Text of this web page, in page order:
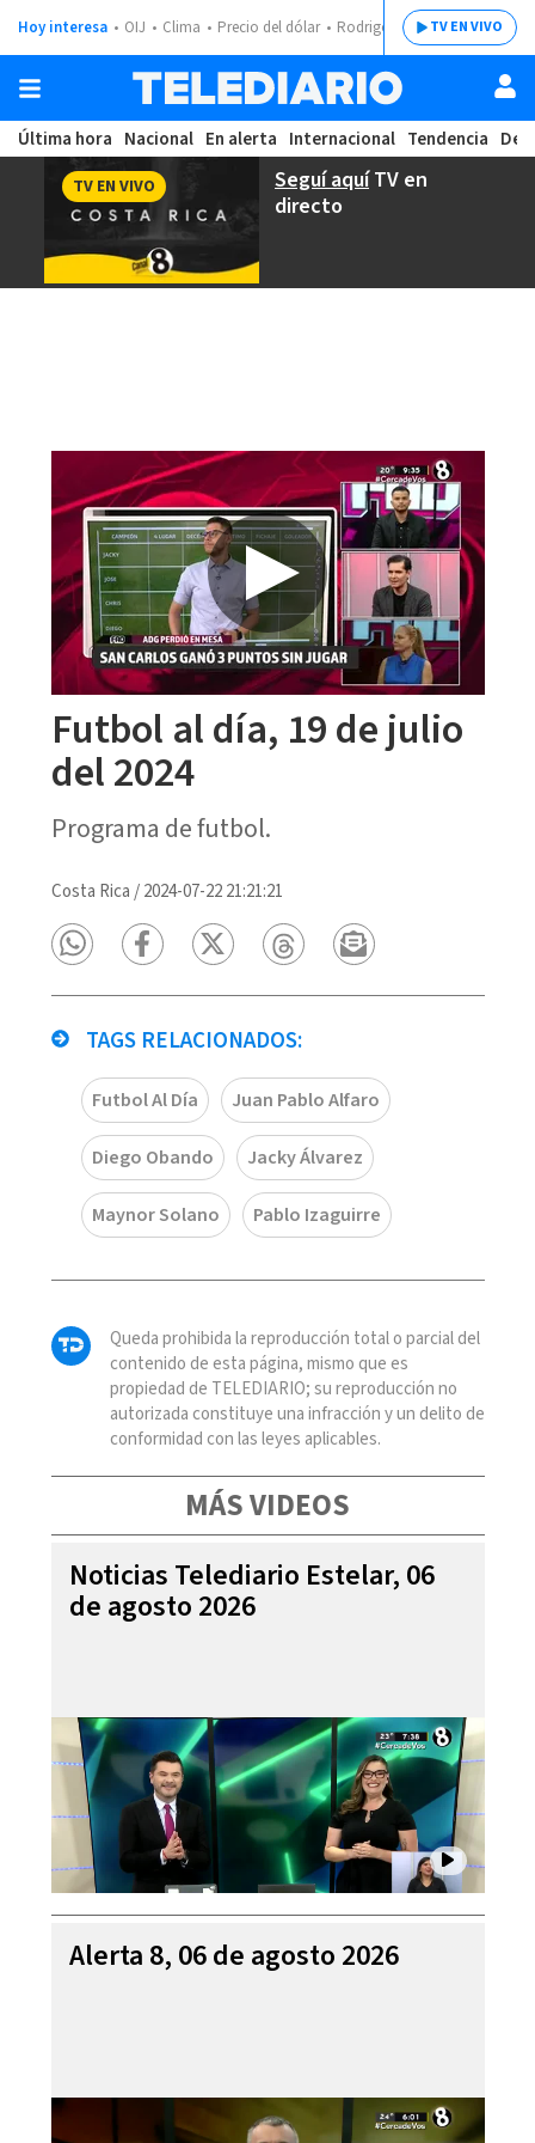
Hoy interesa OIJ Clima Precio del dólar Rodrigo ChavesTV EN VIVO
Última hora Nacional En alerta Internacional Tendencia
Seguí aquíTV en
directo
TV EN VIVO
Futbol al día, 19 de julio
del 2024
Programa de futbol.
Costa Rica /2024-07-22 21:21:21
TAGS RELACIONADOS:
Futbol Al Día Juan Pablo Alfaro
Diego Obando Jacky Álvarez
Maynor Solano Pablo Izaguirre
Queda prohibida la reproducción total o parcial del
contenido de esta página, mismo que es
propiedad de TELEDIARIO; su reproducción no
autorizada constituye una infracción y un delito de
conformidad con las leyes aplicables.
MÁS VIDEOS
Noticias Telediario Estelar, 06
de agosto 2026
Alerta 8, 06 de agosto 2026